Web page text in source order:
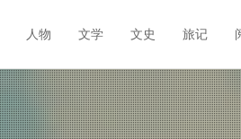
人物 文学 文史 旅记